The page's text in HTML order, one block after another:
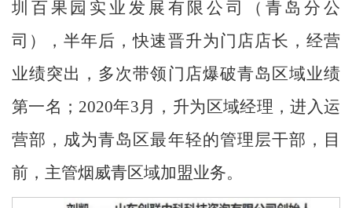
圳百果园实业发展有限公司（青岛分公
司），半年后，快速晋升为门店店长，经营
业绩突出，多次带领门店爆破青岛区域业绩
第一名；2020年3月，升为区域经理，进入运
营部，成为青岛区最年轻的管理层干部，目
前，主管烟威青区域加盟业务。